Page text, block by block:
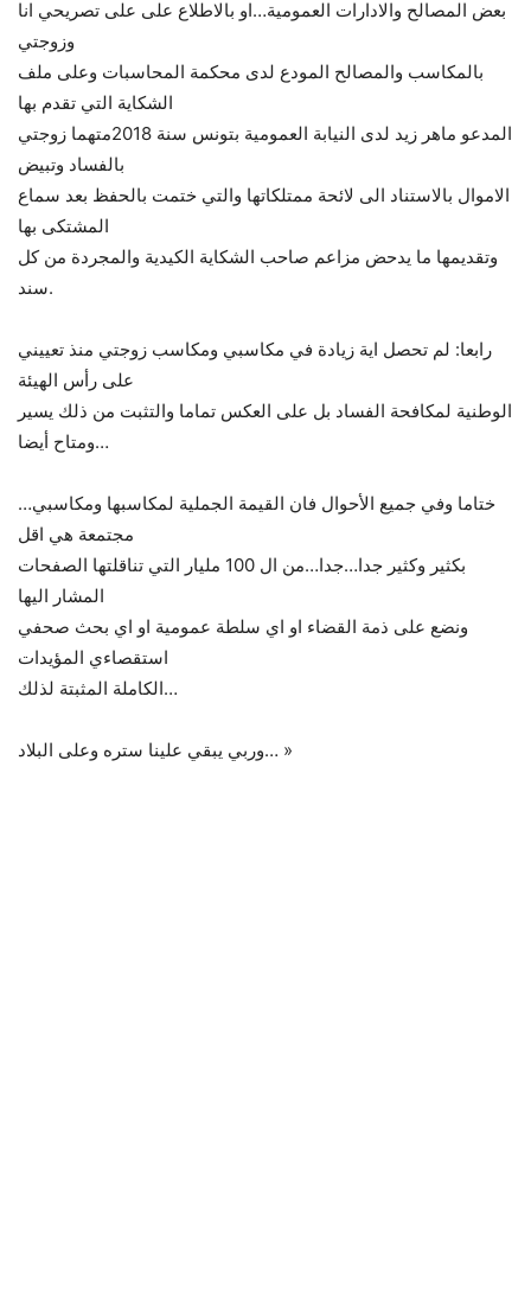
بعض المصالح والادارات العمومية…او بالاطلاع على على تصريحي انا
وزوجتي
بالمكاسب والمصالح المودع لدى محكمة المحاسبات وعلى ملف
الشكاية التي تقدم بها
المدعو ماهر زيد لدى النيابة العمومية بتونس سنة 2018متهما زوجتي
بالفساد وتبيض
الاموال بالاستناد الى لائحة ممتلكاتها والتي ختمت بالحفظ بعد سماع
المشتكى بها
وتقديمها ما يدحض مزاعم صاحب الشكاية الكيدية والمجردة من كل
سند.
رابعا: لم تحصل اية زيادة في مكاسبي ومكاسب زوجتي منذ تعييني
على رأس الهيئة
الوطنية لمكافحة الفساد بل على العكس تماما والتثبت من ذلك يسير
ومتاح أيضا…
…ختاما وفي جميع الأحوال فان القيمة الجملية لمكاسبها ومكاسبي
مجتمعة هي اقل
بكثير وكثير جدا…جدا…من ال 100 مليار التي تناقلتها الصفحات
المشار اليها
ونضع على ذمة القضاء او اي سلطة عمومية او اي بحث صحفي
استقصاءي المؤيدات
الكاملة المثبتة لذلك…
وربي يبقي علينا ستره وعلى البلاد… »